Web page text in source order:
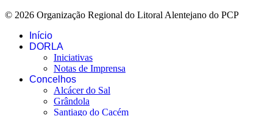
© 2026 Organização Regional do Litoral Alentejano do PCP
Início
DORLA
Iniciativas
Notas de Imprensa
Concelhos
Alcácer do Sal
Grândola
Santiago do Cacém